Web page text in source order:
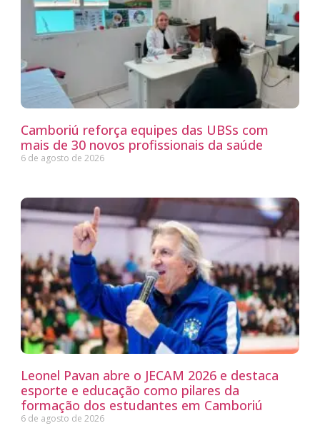
Camboriú reforça equipes das UBSs com
mais de 30 novos profissionais da saúde
6 de agosto de 2026
Leonel Pavan abre o JECAM 2026 e destaca
esporte e educação como pilares da
formação dos estudantes em Camboriú
6 de agosto de 2026